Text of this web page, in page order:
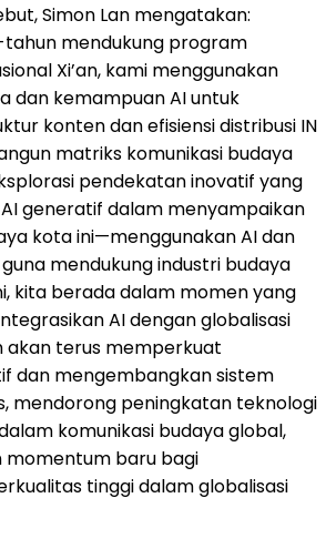
Simon Lan mengatakan:
mendukung program
Xi’an, kami menggunakan
dan kemampuan AI untuk
konten dan efisiensi distribusi IN
matriks komunikasi budaya
pendekatan inovatif yang
generatif dalam menyampaikan
kota ini—menggunakan AI dan
mendukung industri budaya
kita berada dalam momen yang
AI dengan globalisasi
akan terus memperkuat
dan mengembangkan sistem
mendorong peningkatan teknologi
komunikasi budaya global,
baru bagi
tinggi dalam globalisasi